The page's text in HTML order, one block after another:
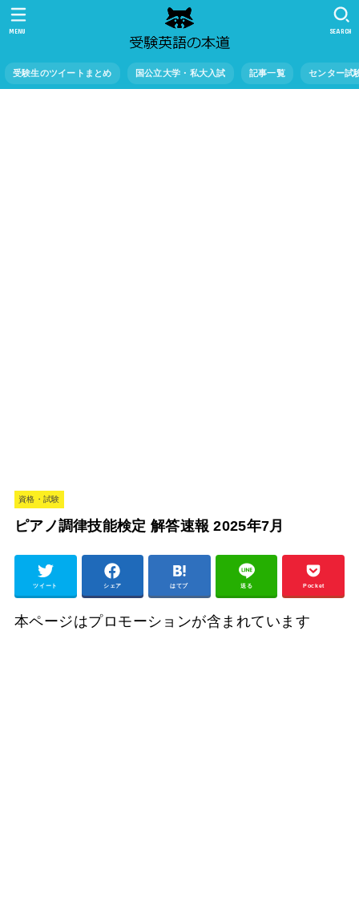
受験生のツイートまとめ 国公立大学・私大入試 記事一覧 センター試
SEARCH
MENU
資格・試験
ピアノ調律技能検定 解答速報 2025年7月
ツイート シェア はてブ 送る Pocket
本ページはプロモーションが含まれています